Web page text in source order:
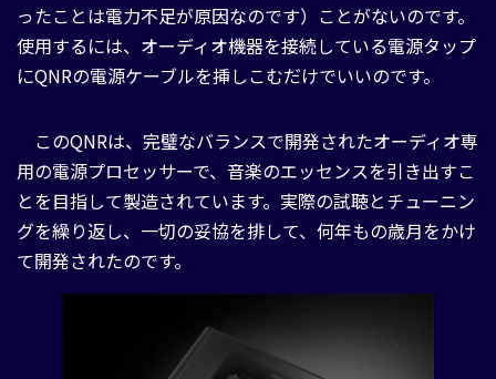
ったことは電力不足が原因なのです）ことがないのです。
使用するには、オーディオ機器を接続している電源タップ
にQNRの電源ケーブルを挿しこむだけでいいのです。
このQNRは、完璧なバランスで開発されたオーディオ専
用の電源プロセッサーで、音楽のエッセンスを引き出すこ
とを目指して製造されています。実際の試聴とチューニン
グを繰り返し、一切の妥協を排して、何年もの歳月をかけ
て開発されたのです。